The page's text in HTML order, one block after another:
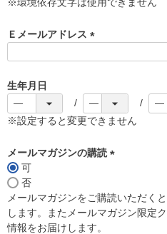
)
Ｅメールアドレス
)
生年月日
※設定すると変更できません
メールマガジンの購読
須
)
可
否
メールマガジンをご購読いただく
します。またメールマガジン限定
情報をお届けします。